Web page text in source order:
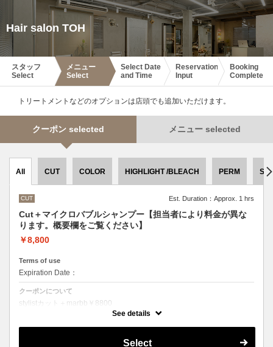
Hair salon TOH
スタッフ
Select
メニュー
Select
Select Date
and Time
Reservation
Input
Booking
Complete
トリートメントなどのオプションは店頭でも追加いただけます。
クーポン selected メニュー selected
All CUT COLOR HIGHLIGHT /BLEACH PERM
CUT Est. Duration：Approx. 1 hrs
Cut＋マイクロバブルシャンプー【担当者により料金が異な
ります。概要欄をご覧ください】
￥8,800
Terms of use
Expiration Date：
クーポンについて
stylistカット＋marbb￥8800
クバ指名カット＋marbb￥9350
シャンプースタイリング代が含まれております。
See details
Select